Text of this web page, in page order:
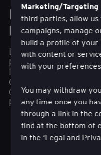
Innovation en
produits et de
L'approche EY
produits et des
l'innovation de votre
de services, et à
de valeur pour les
progresser vers un
Marketing/Targeting
third parties, allow
campaigns, manage
build a profile of your
with content or
with your
You may withdraw
any time once you
through a link in the
find at the bottom of
in the ‘Legal and